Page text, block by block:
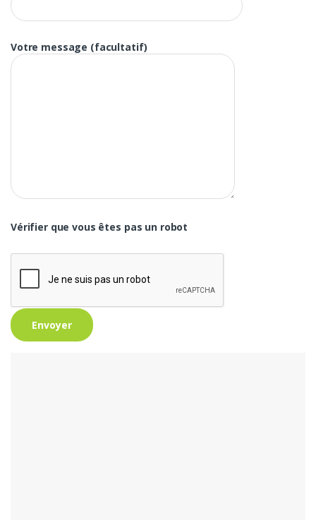
Votre message (facultatif)
Vérifier que vous êtes pas un robot